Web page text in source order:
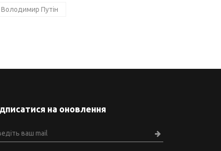
Володимир Путін
на оновлення